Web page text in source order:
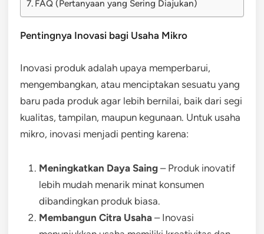
FAQ (Pertanyaan yang Sering Diajukan)
Pentingnya Inovasi bagi Usaha Mikro
Inovasi produk adalah upaya memperbarui,
mengembangkan, atau menciptakan sesuatu yang
baru pada produk agar lebih bernilai, baik dari segi
kualitas, tampilan, maupun kegunaan. Untuk usaha
mikro, inovasi menjadi penting karena:
Meningkatkan Daya Saing – Produk inovatif
lebih mudah menarik minat konsumen
dibandingkan produk biasa.
Membangun Citra Usaha – Inovasi